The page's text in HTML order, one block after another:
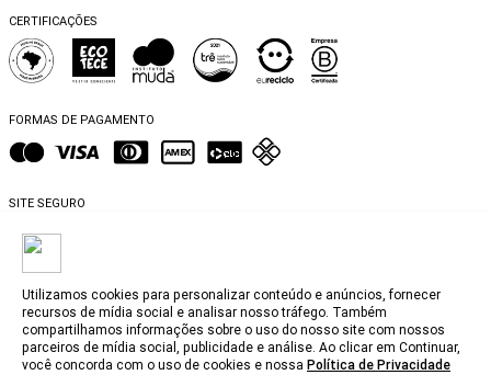
Utilizamos cookies para personalizar conteúdo e anúncios, fornecer
recursos de mídia social e analisar nosso tráfego. Também
compartilhamos informações sobre o uso do nosso site com nossos
parceiros de mídia social, publicidade e análise. Ao clicar em Continuar,
você concorda com o uso de cookies e nossa Política de Privacidade
SALE
Trocas e Devoluções
Perguntas Frequentes
Blog
Dicas de cuidados
Falar no WhatsApp
CERTIFICAÇÕES
FORMAS DE PAGAMENTO
SITE SEGURO
@2025, MyBasic.com.br.
CNPJ. 15.242.804/0001-74 Rua Groenlândia, 1446 - Jardim América, São Paulo -